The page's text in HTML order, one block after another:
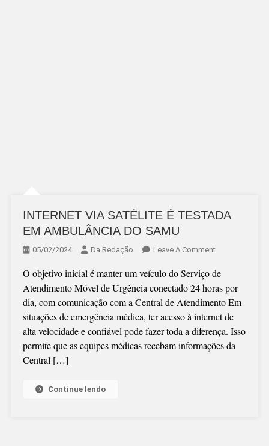
INTERNET VIA SATÉLITE É TESTADA
EM AMBULÂNCIA DO SAMU
05/02/2024 Da Redação Leave A CommentOn
VIA
SATÉLITE
É
TESTADA
EM
AMBULÂNCIA
O objetivo inicial é manter um veículo do Serviço de
Atendimento Móvel de Urgência conectado 24 horas por
dia, com comunicação com a Central de Atendimento Em
situações de emergência médica, ter acesso à internet de
alta velocidade e confiável pode fazer toda a diferença. Isso
permite que as equipes médicas recebam informações da
Central […]
Continue lendo